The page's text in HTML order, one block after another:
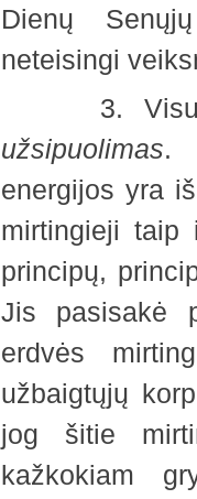
Dienų
neteisingi
3.
užsipuolimas.
energijos yra
mirtingieji taip
principų,
Jis pasisakė
erdvės
užbaigtųjų
jog šitie
kažkokiam